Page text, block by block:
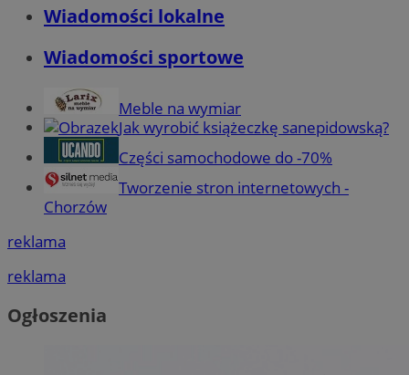
Wiadomości lokalne
Wiadomości sportowe
Meble na wymiar
Jak wyrobić książeczkę sanepidowską?
Części samochodowe do -70%
Tworzenie stron internetowych -
Chorzów
reklama
reklama
Ogłoszenia